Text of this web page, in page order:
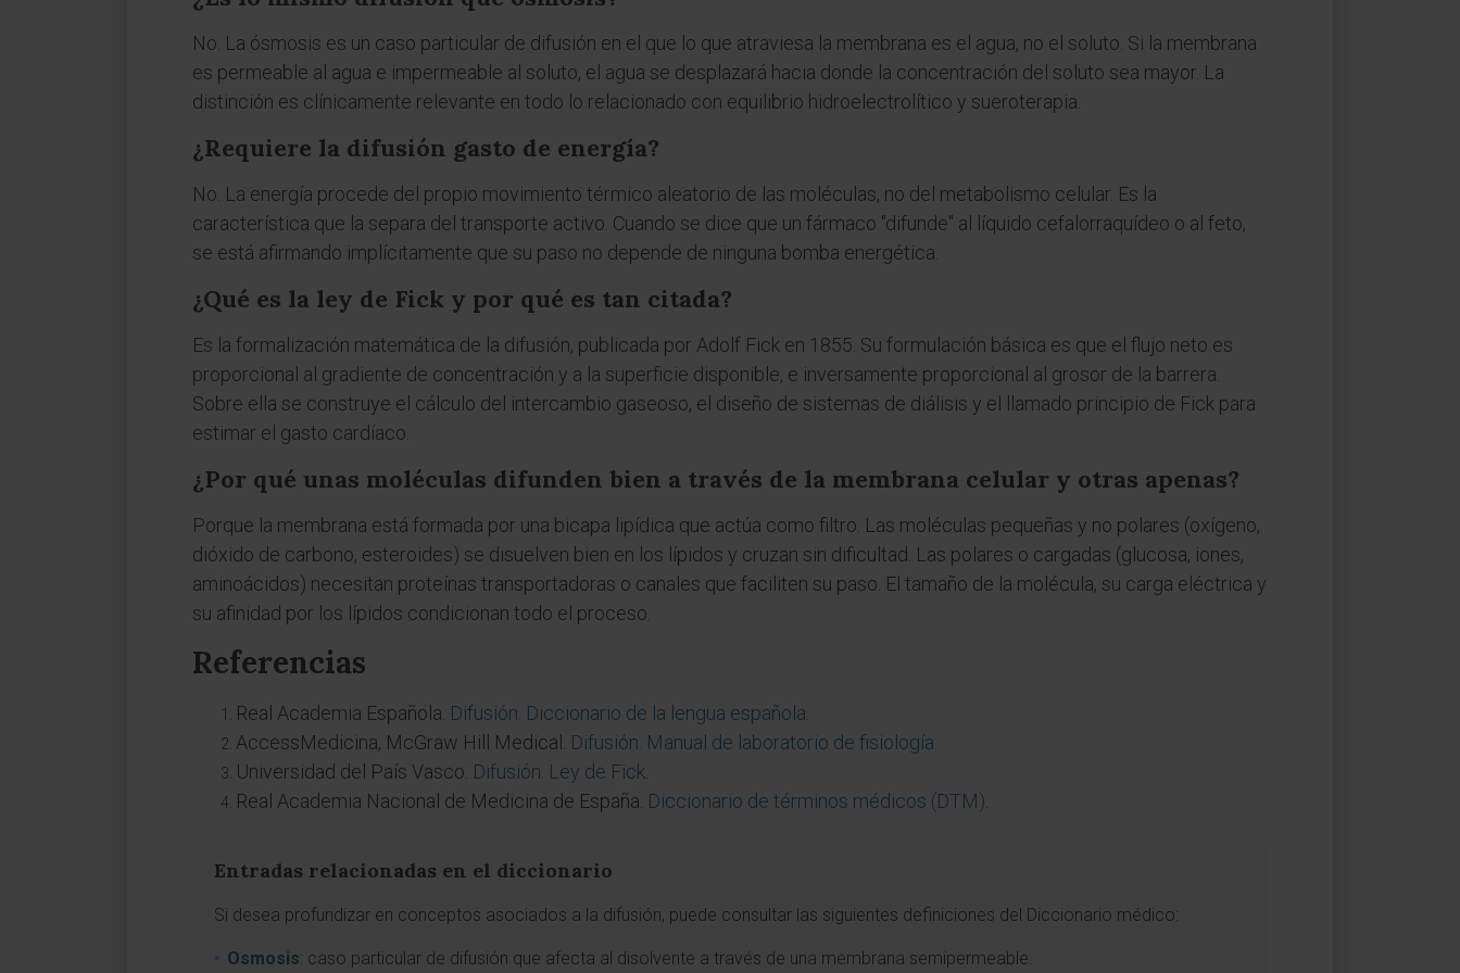
No. La ósmosis es un caso particular de difusión en el que lo que atraviesa la membrana es el agua, no el soluto. Si la membrana
es permeable al agua e impermeable al soluto, el agua se desplazará hacia donde la concentración del soluto sea mayor. La
distinción es clínicamente relevante en todo lo relacionado con equilibrio hidroelectrolítico y sueroterapia.
¿Requiere la difusión gasto de energía?
No. La energía procede del propio movimiento térmico aleatorio de las moléculas, no del metabolismo celular. Es la
característica que la separa del transporte activo. Cuando se dice que un fármaco "difunde" al líquido cefalorraquídeo o al feto,
se está afirmando implícitamente que su paso no depende de ninguna bomba energética.
¿Qué es la ley de Fick y por qué es tan citada?
Es la formalización matemática de la difusión, publicada por Adolf Fick en 1855. Su formulación básica es que el flujo neto es
proporcional al gradiente de concentración y a la superficie disponible, e inversamente proporcional al grosor de la barrera.
Sobre ella se construye el cálculo del intercambio gaseoso, el diseño de sistemas de diálisis y el llamado principio de Fick para
estimar el gasto cardíaco.
¿Por qué unas moléculas difunden bien a través de la membrana celular y otras apenas?
Porque la membrana está formada por una bicapa lipídica que actúa como filtro. Las moléculas pequeñas y no polares (oxígeno,
dióxido de carbono, esteroides) se disuelven bien en los lípidos y cruzan sin dificultad. Las polares o cargadas (glucosa, iones,
aminoácidos) necesitan proteínas transportadoras o canales que faciliten su paso. El tamaño de la molécula, su carga eléctrica y
su afinidad por los lípidos condicionan todo el proceso.
Referencias
Real Academia Española. Difusión. Diccionario de la lengua española
AccessMedicina, McGraw Hill Medical. Difusión. Manual de laboratorio de fisiología
Universidad del País Vasco. Difusión. Ley de Fick
Real Academia Nacional de Medicina de España. Diccionario de términos médicos (DTM)
Entradas relacionadas en el diccionario
Si desea profundizar en conceptos asociados a la difusión, puede consultar las siguientes definiciones del Diccionario médico:
Osmosis: caso particular de difusión que afecta al disolvente a través de una membrana semipermeable.